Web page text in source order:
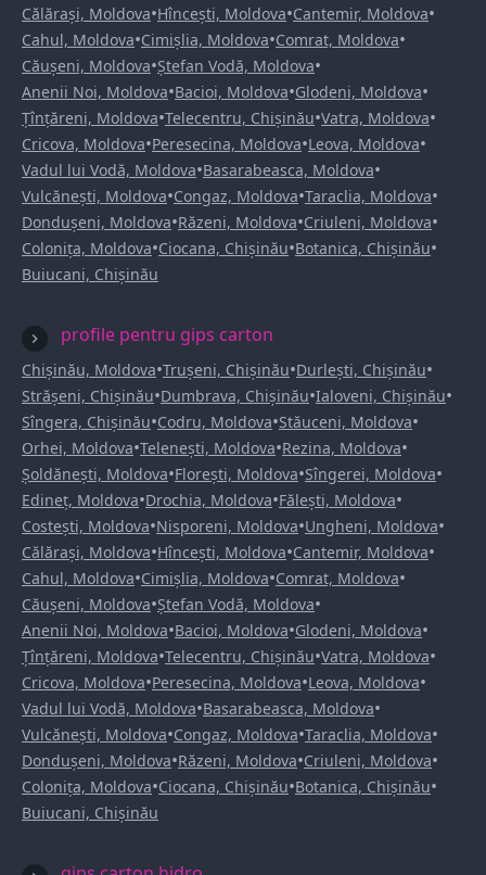
Călărași, Moldova•Hîncești, Moldova•Cantemir, Moldova•
Cahul, Moldova•Cimișlia, Moldova•Comrat, Moldova•
Căușeni, Moldova•Ștefan Vodă, Moldova•
Anenii Noi, Moldova•Bacioi, Moldova•Glodeni, Moldova•
Țînțăreni, Moldova•Telecentru, Chișinău•Vatra, Moldova•
Cricova, Moldova•Peresecina, Moldova•Leova, Moldova•
Vadul lui Vodă, Moldova•Basarabeasca, Moldova•
Vulcănești, Moldova•Congaz, Moldova•Taraclia, Moldova•
Dondușeni, Moldova•Răzeni, Moldova•Criuleni, Moldova•
Colonița, Moldova•Ciocana, Chișinău•Botanica, Chișinău•
Buiucani, Chișinău
profile pentru gips carton
Chișinău, Moldova•Trușeni, Chișinău•Durlești, Chișinău•
Strășeni, Chișinău•Dumbrava, Chișinău•Ialoveni, Chișinău•
Sîngera, Chișinău•Codru, Moldova•Stăuceni, Moldova•
Orhei, Moldova•Telenești, Moldova•Rezina, Moldova•
Șoldănești, Moldova•Florești, Moldova•Sîngerei, Moldova•
Edineț, Moldova•Drochia, Moldova•Fălești, Moldova•
Costești, Moldova•Nisporeni, Moldova•Ungheni, Moldova•
Călărași, Moldova•Hîncești, Moldova•Cantemir, Moldova•
Cahul, Moldova•Cimișlia, Moldova•Comrat, Moldova•
Căușeni, Moldova•Ștefan Vodă, Moldova•
Anenii Noi, Moldova•Bacioi, Moldova•Glodeni, Moldova•
Țînțăreni, Moldova•Telecentru, Chișinău•Vatra, Moldova•
Cricova, Moldova•Peresecina, Moldova•Leova, Moldova•
Vadul lui Vodă, Moldova•Basarabeasca, Moldova•
Vulcănești, Moldova•Congaz, Moldova•Taraclia, Moldova•
Dondușeni, Moldova•Răzeni, Moldova•Criuleni, Moldova•
Colonița, Moldova•Ciocana, Chișinău•Botanica, Chișinău•
Buiucani, Chișinău